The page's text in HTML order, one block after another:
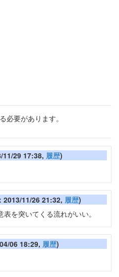
必要があります。
11/29 17:38, 履歴)
2013/11/26 21:32, 履歴)
を突いてくる流れがいい。
06 18:29, 履歴)